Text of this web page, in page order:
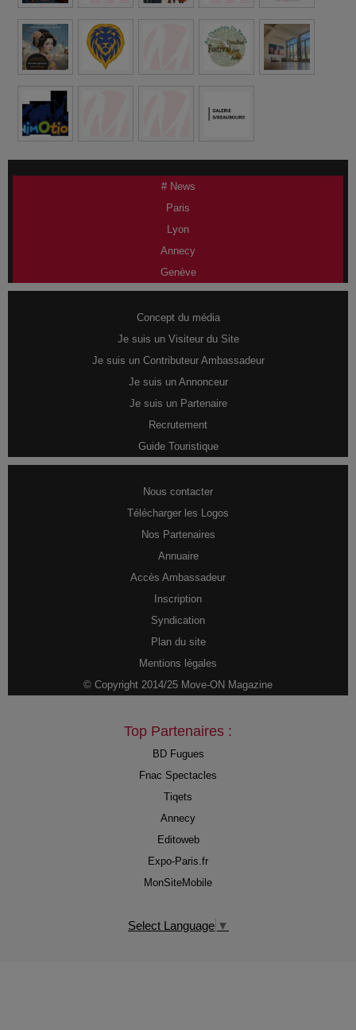
# News
Paris
Lyon
Annecy
Genève
Concept du média
Je suis un Visiteur du Site
Je suis un Contributeur Ambassadeur
Je suis un Annonceur
Je suis un Partenaire
Recrutement
Guide Touristique
Nous contacter
Télécharger les Logos
Nos Partenaires
Annuaire
Accès Ambassadeur
Inscription
Syndication
Plan du site
Mentions légales
© Copyright 2014/25 Move-ON Magazine
Top Partenaires :
BD Fugues
Fnac Spectacles
Tiqets
Annecy
Editoweb
Expo-Paris.fr
MonSiteMobile
Select Language ▼